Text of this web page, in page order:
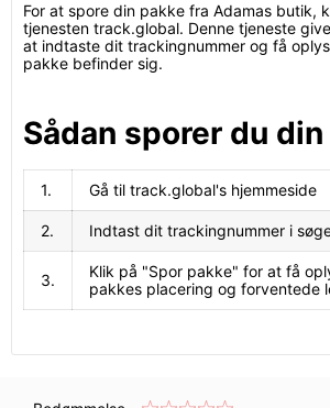
For at spore din pakke fra Adamas butik,
tjenesten track.global. Denne tjeneste
at indtaste dit trackingnummer og få
pakke befinder sig.
Sådan sporer du
1. Gå til track.global's hjemmeside
2. Indtast dit trackingnummer i
3.
Klik på "Spor pakke" for at få
pakkes placering og forventede